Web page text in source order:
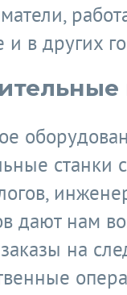
и в других
станки
дают нам
на